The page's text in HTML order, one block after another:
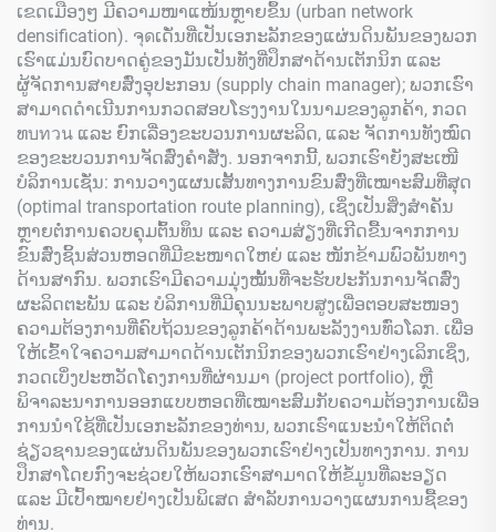
ເຂດເມືອງໆ ມີຄວາມໜາແໜ້ນຫຼາຍຂຶ້ນ (urban network
densification). ຈุดເດັ່ນທີ່ເປັນເອກະລັກຂອງແຜ່ນດິນພັນຂອງພວກ
ເຮົາແມ່ນບົດບາດຄູ່ຂອງມັນເປັນທັງທີ່ປຶກສາດ້ານເຕັກນິກ ແລະ
ຜູ້ຈັດການສາຍສົ່ງອຸປະກອນ (supply chain manager); ພວກເຮົາ
ສາມາດດຳເນີນການກວດສອບໂຮງງານໃນນາມຂອງລູກຄ້າ, ກວດ
ທบทวน ແລະ ຍົກເລື່ອງຂະບວນການຜະລິດ, ແລະ ຈັດການທັງໝົດ
ຂອງຂະບວນການຈັດສົ່ງຄຳສັ່ງ. ນອກຈາກນີ້, ພວກເຮົາຍັງສະເໜີ
ບໍລິການເຊັ່ນ: ການວາງແຜນເສັ້ນທາງການຂົນສົ່ງທີ່ເໝາະສົມທີ່ສຸດ
(optimal transportation route planning), ເຊິ່ງເປັນສິ່ງສຳຄັນ
ຫຼາຍຕໍ່ການຄວບຄຸມຕົ້ນທຶນ ແລະ ຄວາມສ່ຽງທີ່ເກີດຂື້ນຈາກການ
ຂົນສົ່ງຊິ້ນສ່ວນຫອດທີ່ມີຂະໜາດໃຫຍ່ ແລະ ໜັກຂ້າມພົວພັນທາງ
ດ້ານສາກົນ. ພວກເຮົາມີຄວາມມຸ່ງໝັ້ນທີ່ຈະຮັບປະກັນການຈັດສົ່ງ
ຜະລິດຕະພັນ ແລະ ບໍລິການທີ່ມີຄຸນນະພາບສູງເພື່ອຕອບສະໜອງ
ຄວາມຕ້ອງການທີ່ຄົບຖ້ວນຂອງລູກຄ້າດ້ານພະລັງງານທົ່ວໂລກ. ເພື່ອ
ໃຫ້ເຂົ້າໃຈຄວາມສາມາດດ້ານເຕັກນິກຂອງພວກເຮົາຢ່າງເລິກເຊິ່ງ,
ກວດເບິ່ງປະຫວັດໂຄງການທີ່ຜ່ານມາ (project portfolio), ຫຼື
ພິຈາລະນາການອອກແບບຫອດທີ່ເໝາະສົມກັບຄວາມຕ້ອງການເພື່ອ
ການນຳໃຊ້ທີ່ເປັນເອກະລັກຂອງທ່ານ, ພວກເຮົາແນະນຳໃຫ້ຕິດຕໍ່
ຊ່ຽວຊານຂອງແຜ່ນດິນພັນຂອງພວກເຮົາຢ່າງເປັນທາງການ. ການ
ປຶກສາໂດຍກົງຈະຊ່ວຍໃຫ້ພວກເຮົາສາມາດໃຫ້ຂໍ້ມູນທີ່ລະອຽດ
ແລະ ມີເປົ້າໝາຍຢ່າງເປັນພິເສດ ສຳລັບການວາງແຜນການຊື້ຂອງ
ທ່ານ.